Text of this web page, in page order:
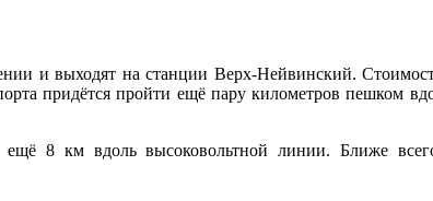
и выходят на станции Верх-Нейвинский.
придётся пройти ещё пару километров пешком
ещё 8 км вдоль высоковольтной линии. Ближе